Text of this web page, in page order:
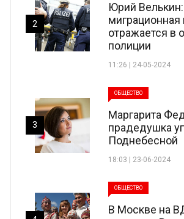
Юрий
миграционная
отражается в
полиции
11:26 | 24-05-2024
2
ОБЩЕСТВО
Маргарита
прадедушка
Поднебесной
18:03 | 23-06-2024
3
ОБЩЕСТВО
В Москве на